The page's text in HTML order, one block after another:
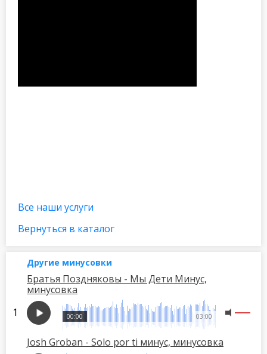
Все наши услуги
Вернуться в каталог
Другие минусовки
Братья Поздняковы - Мы Дети Минус,
минусовка
03:00
00:00
Josh Groban - Solo por ti минус, минусовка